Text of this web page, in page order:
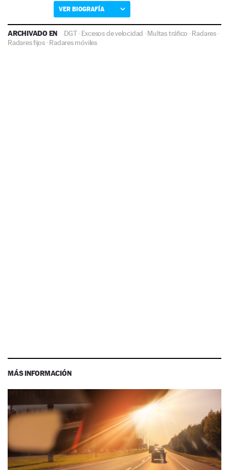
VER BIOGRAFÍA
ARCHIVADO EN DGT· Excesos de velocidad ·Multas tráfico ·Radares·
Radares fijos ·Radares móviles
MÁS INFORMACIÓN